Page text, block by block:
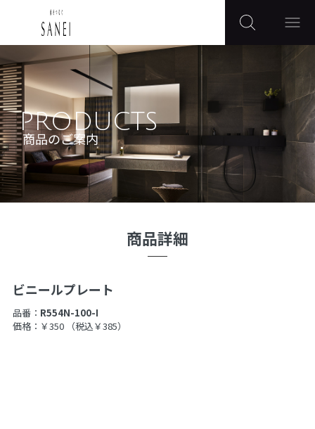
PRODUCTS
商品のご案内
商品詳細
ビニールプレート
品番： R554N-100-I
価格：￥350
（税込￥385）